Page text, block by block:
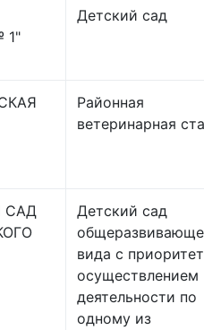
1"
Детский сад
Районная
ветеринарная
САД
Детский сад
вида с
осуществлением
деятельности по
одному из